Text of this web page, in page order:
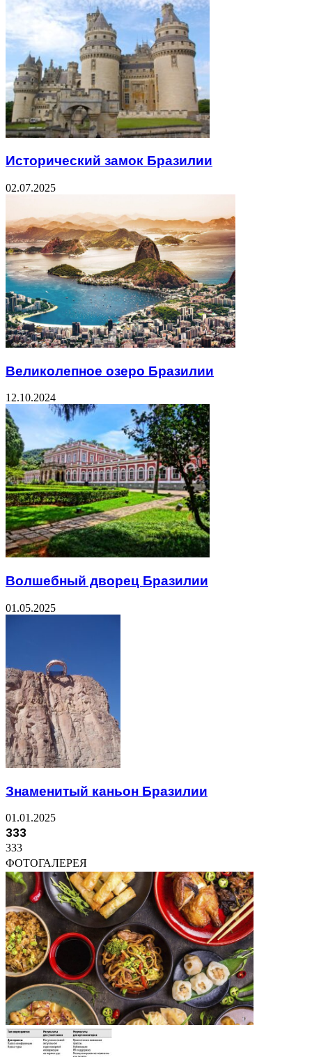
Исторический замок Бразилии
02.07.2025
Великолепное озеро Бразилии
12.10.2024
Волшебный дворец Бразилии
01.05.2025
Знаменитый каньон Бразилии
01.01.2025
333
333
ФОТОГАЛЕРЕЯ